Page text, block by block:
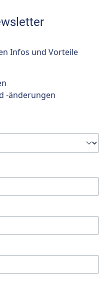
Infos und Vorteile
-änderungen